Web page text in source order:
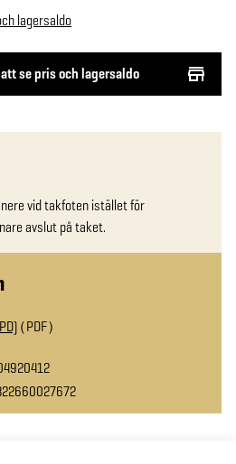
se pris och lagersaldo
lagersaldo
vid takfoten istället för
avslut på taket.
PDF